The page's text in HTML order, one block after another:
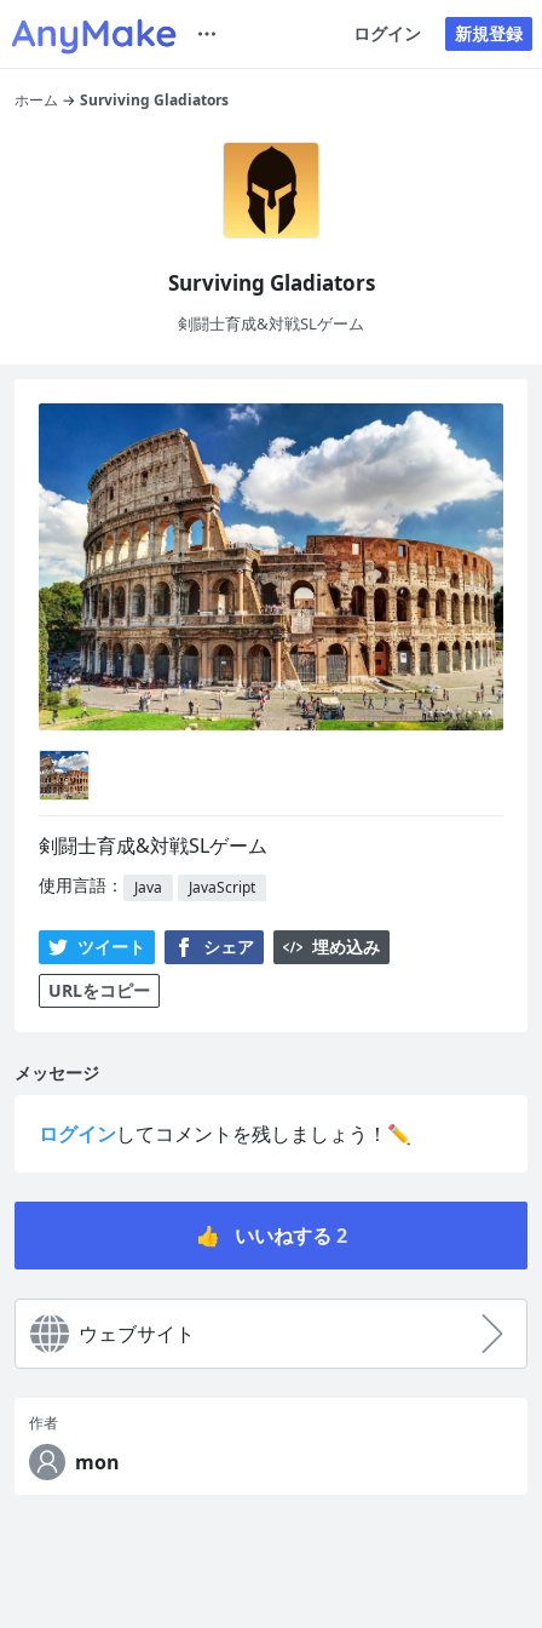
ログイン 新規登録
ホーム Surviving Gladiators
Surviving Gladiators
剣闘士育成&対戦SLゲーム
剣闘士育成&対戦SLゲーム
使用言語： Java JavaScript
ツイート シェア
埋め込み
URLをコピー
メッセージ
ログインしてコメントを残しましょう！✏️
👍 いいねする 2
ウェブサイト
作者
mon